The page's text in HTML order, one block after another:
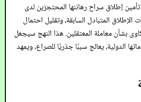
إطلاق سراح رهائنها المحتجزين لدى
المتبادل السابقة، وتقليل احتمال
بشأن معاملة المعتقلين. هذا النهج سيجعل
الدولية، يعالج سببًا جذريًا للصراع، ويمهد